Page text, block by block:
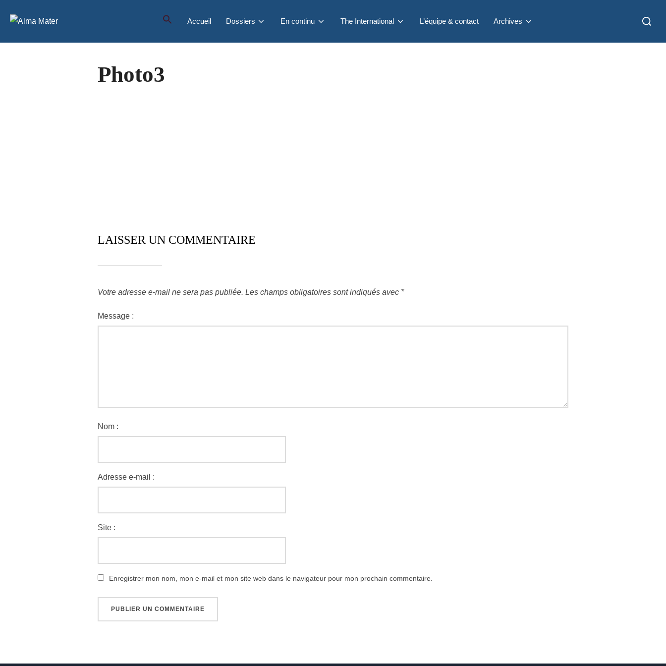
Accueil Dossiers En continu The International L’équipe & contact Archives
Photo3
LAISSER UN COMMENTAIRE
Votre adresse e-mail ne sera pas publiée. Les champs obligatoires sont indiqués avec *
Message :
Nom :
Adresse e-mail :
Site :
Enregistrer mon nom, mon e-mail et mon site web dans le navigateur pour mon prochain commentaire.